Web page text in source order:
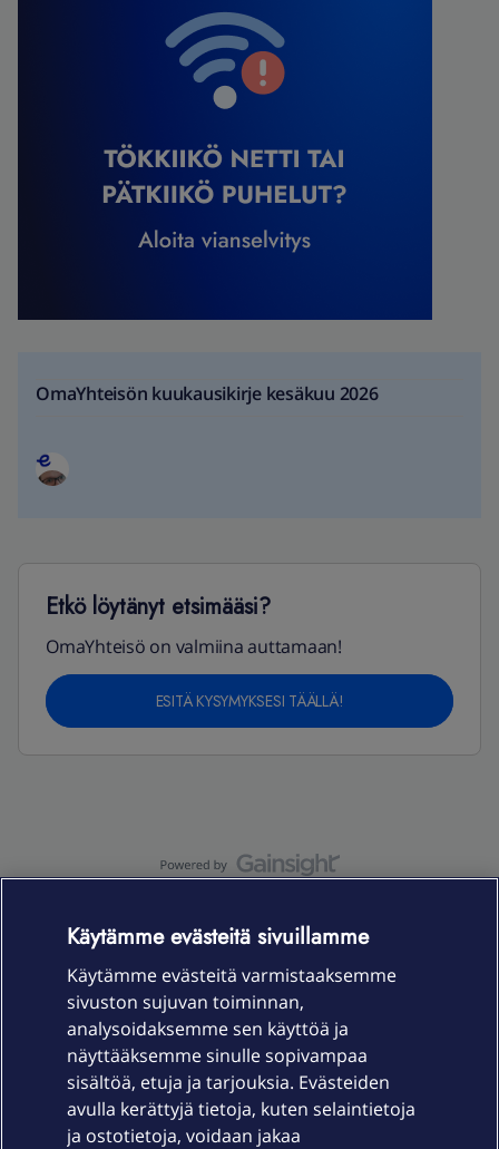
OmaYhteisön kuukausikirje kesäkuu 2026
Etkö löytänyt etsimääsi?
OmaYhteisö on valmiina auttamaan!
ESITÄ KYSYMYKSESI TÄÄLLÄ!
Laitteet & liittymät
Palvelut
Käytämme evästeitä sivuillamme
Käytämme evästeitä varmistaaksemme
sivuston sujuvan toiminnan,
analysoidaksemme sen käyttöä ja
näyttääksemme sinulle sopivampaa
sisältöä, etuja ja tarjouksia. Evästeiden
avulla kerättyjä tietoja, kuten selaintietoja
ja ostotietoja, voidaan jakaa